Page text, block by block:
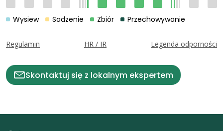
Wysiew Sadzenie Zbiór Przechowywanie
Regulamin HR / IR Legenda odporności
Skontaktuj się z lokalnym ekspertem